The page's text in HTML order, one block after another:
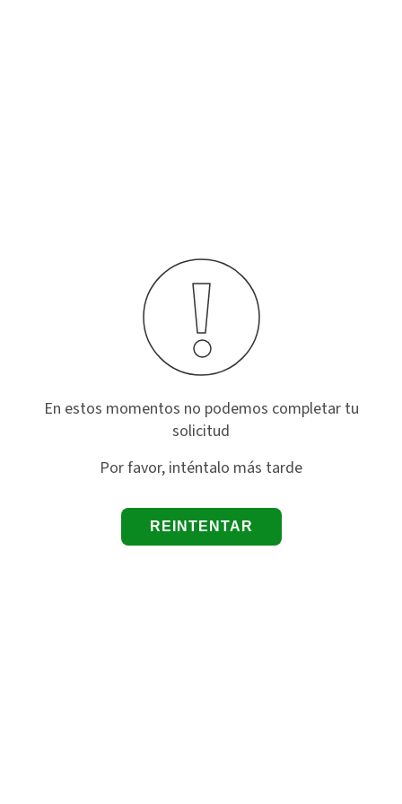
En estos momentos no podemos completar tu
solicitud
Por favor, inténtalo más tarde
REINTENTAR